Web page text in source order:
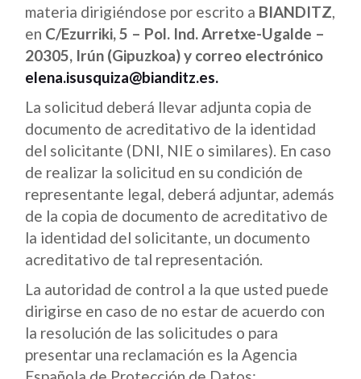
materia dirigiéndose por escrito a BIANDITZ,
en C/Ezurriki, 5 – Pol. Ind. Arretxe-Ugalde –
20305, Irún (Gipuzkoa) y correo electrónico
elena.isusquiza@bianditz.es.
La solicitud deberá llevar adjunta copia de
documento de acreditativo de la identidad
del solicitante (DNI, NIE o similares). En caso
de realizar la solicitud en su condición de
representante legal, deberá adjuntar, además
de la copia de documento de acreditativo de
la identidad del solicitante, un documento
acreditativo de tal representación.
La autoridad de control a la que usted puede
dirigirse en caso de no estar de acuerdo con
la resolución de las solicitudes o para
presentar una reclamación es la Agencia